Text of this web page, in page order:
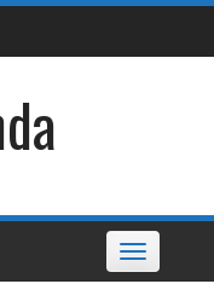
Toggle
navigation